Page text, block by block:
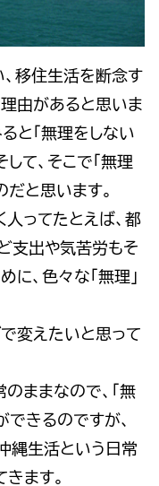
移住生活を断念す
由があると思いま
と「無理をしない
て、そこで「無理
だと思います。
人ってたとえば、都
支出や気苦労もそ
に、色々な「無理」
変えたいと思って
ままなので、「無
できるのですが、
縄生活という日常
ます。